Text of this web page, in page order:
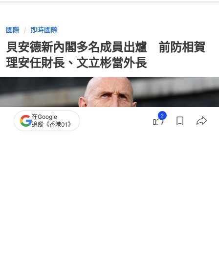
國際 即時國際
貝安德新內閣多名成員出爐 前防相賀
理安任財長、文立彬當外長
在Google
追蹤《香港01》
2